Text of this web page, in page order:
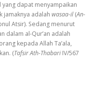
dapat menyampaikan
jamaknya adalah wasaa-il(An-
Atsir). Sedang menurut
dalam al-Qur’an adalah
kepada Allah Ta’ala,
(Tafsir Ath-Thabari IV/567